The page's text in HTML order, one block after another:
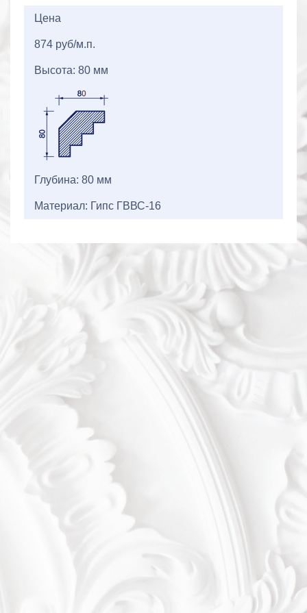
Цена
874 руб/м.п.
Высота: 80 мм
Глубина: 80 мм
Материал: Гипс ГВВС-16